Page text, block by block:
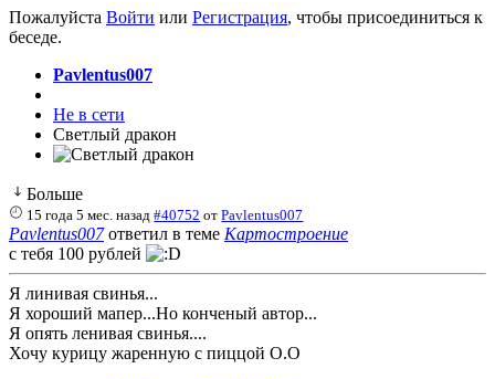
Пожалуйста Войти или Регистрация, чтобы присоединиться к
беседе.
Pavlentus007
Не в сети
Светлый дракон
Больше
15 года 5 мес. назад #40752 отPavlentus007
Pavlentus007ответил в теме Картостроение
с тебя 100 рублей
Я линивая свинья...
Я хороший мапер...Но конченый автор...
Я опять ленивая свинья....
Хочу курицу жаренную с пиццой О.О